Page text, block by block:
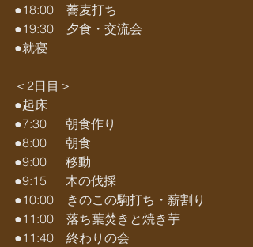
●18:00　蕎麦打ち
●19:30　夕食・交流会
●就寝
＜2日目＞
●起床
●7:30　  朝食作り
●8:00　  朝食
●9:00　  移動
●9:15　  木の伐採
●10:00　きのこの駒打ち・薪割り
●11:00　落ち葉焚きと焼き芋
●11:40　終わりの会